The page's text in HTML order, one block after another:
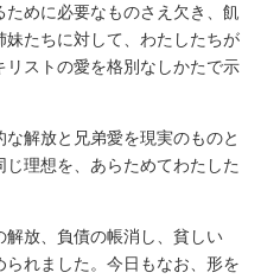
めに必要なものさえ欠き、飢
たちに対して、わたしたちが
ストの愛を格別なしかたで示
解放と兄弟愛を現実のものと
理想を、あらためてわたした
放、負債の帳消し、貧しい
れました。今日もなお、形を